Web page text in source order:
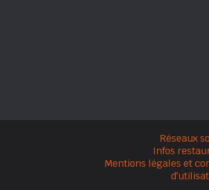
Réseaux
Infos
Mentions légales et